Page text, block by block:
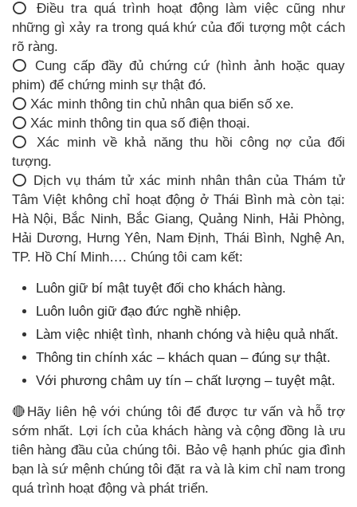
⭕ Điều tra quá trình hoạt động làm việc cũng như
những gì xảy ra trong quá khứ của đối tượng một cách
rõ ràng.
⭕ Cung cấp đầy đủ chứng cứ (hình ảnh hoặc quay
phim) để chứng minh sự thật đó.
⭕ Xác minh thông tin chủ nhân qua biển số xe.
⭕ Xác minh thông tin qua số điện thoại.
⭕ Xác minh về khả năng thu hồi công nợ của đối
tượng.
⭕ Dịch vụ thám tử xác minh nhân thân của Thám tử
Tâm Việt không chỉ hoạt động ở Thái Bình mà còn tại:
Hà Nội, Bắc Ninh, Bắc Giang, Quảng Ninh, Hải Phòng,
Hải Dương, Hưng Yên, Nam Định, Thái Bình, Nghệ An,
TP. Hồ Chí Minh…. Chúng tôi cam kết:
️️Luôn giữ bí mật tuyệt đối cho khách hàng.
Luôn luôn giữ đạo đức nghề nhiệp.
Làm việc nhiệt tình, nhanh chóng và hiệu quả nhất.
Thông tin chính xác – khách quan – đúng sự thật.
Với phương châm uy tín – chất lượng – tuyệt mật.
🔴Hãy liên hệ với chúng tôi để được tư vấn và hỗ trợ
sớm nhất. Lợi ích của khách hàng và cộng đồng là ưu
tiên hàng đầu của chúng tôi. Bảo vệ hạnh phúc gia đình
bạn là sứ mệnh chúng tôi đặt ra và là kim chỉ nam trong
quá trình hoạt động và phát triển.